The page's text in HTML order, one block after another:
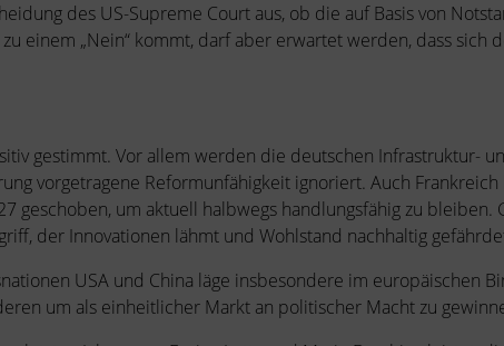
des US-Supreme Court aus, ob die auf Basis von
einem „Nein“ kommt, darf aber erwartet werden, dass
gestimmt. Vor allem werden die deutschen Infrastruktur-
vorgetragene Reformunfähigkeit ignoriert. Auch
geschoben, um aktuell halbwegs handlungsfähig zu bleiben.
der Innovationen lähmt und Wohlstand nachhaltig
USA und China läge insbesondere im europäischen
um als einheitlicher Markt an politischer Macht zu